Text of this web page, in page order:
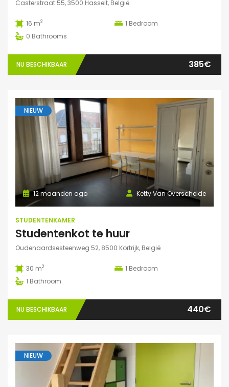
Casterstraat 55, 3500 Hasselt, België
16 m2 1 Bedroom
0 Bathrooms
NU BESCHIKBAAR 385€
NIEUW
Ketty Van Overschelde
12 maanden ago
STUDENTENKAMER
Studentenkot te huur
Oudenaardsesteenweg 52, 8500 Kortrijk, België
30 m2 1 Bedroom
1 Bathroom
NU BESCHIKBAAR 440€
NIEUW